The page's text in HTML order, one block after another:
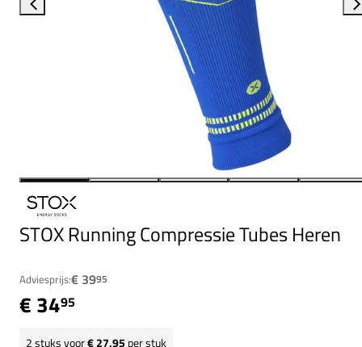
STOX Running Compressie Tubes Heren
Adviesprijs:€ 3995
€ 3495
2stuks voor€ 27,95 per stuk